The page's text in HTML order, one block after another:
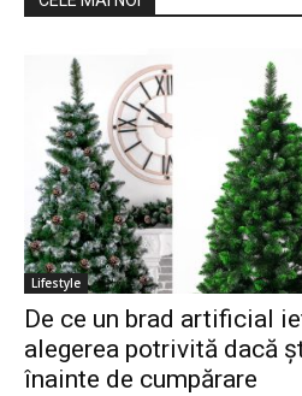
Lifestyle
De ce un brad artificial
alegerea potrivită dacă
înainte de cumpărare